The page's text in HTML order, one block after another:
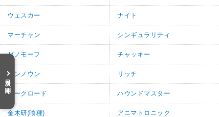
目次を開く
ウェスカー ナイト
マーチャン シンギュラリティ
ゼノモーフ チャッキー
アンノウン リッチ
ダークロード ハウンドマスター
金木研(喰種) アニマトロニック